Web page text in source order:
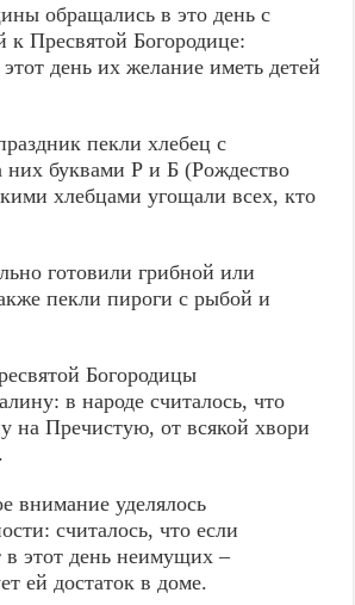
обращались в это день с
к Пресвятой Богородице:
день их желание иметь детей
пекли хлебец с
буквами Р и Б (Рождество
хлебцами угощали всех, кто
готовили грибной или
пекли пироги с рыбой и
Богородицы
в народе считалось, что
на Пречистую, от всякой хвори
внимание уделялось
считалось, что если
этот день неимущих –
ей достаток в доме.